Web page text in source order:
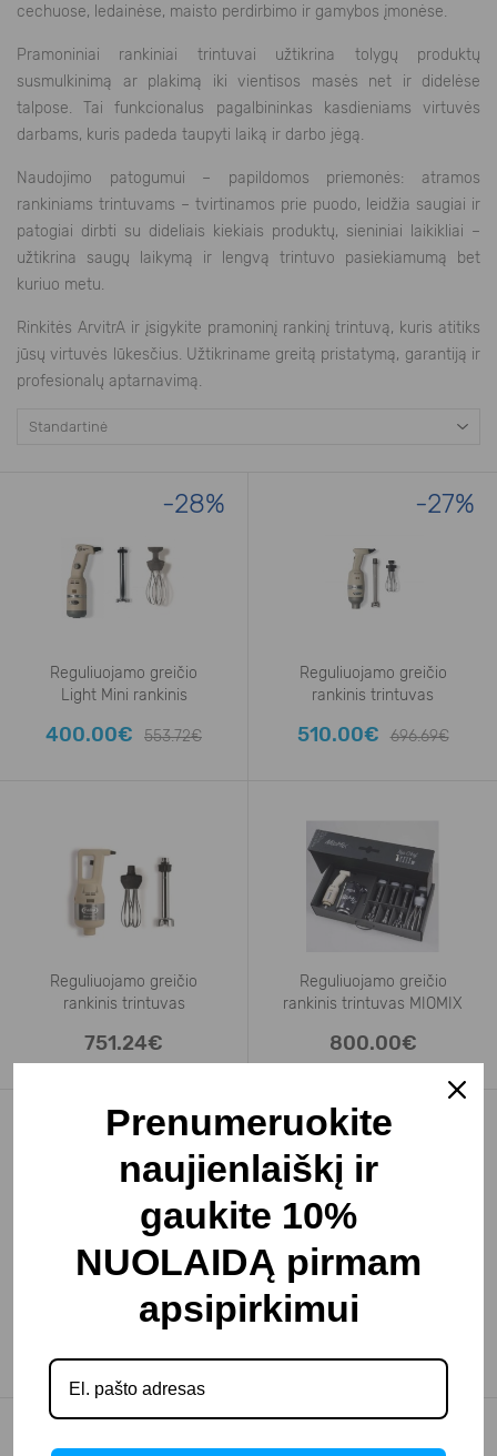
cechuose, ledainėse, maisto perdirbimo ir gamybos įmonėse.
Pramoniniai rankiniai trintuvai užtikrina tolygų produktų
susmulkinimą ar plakimą iki vientisos masės net ir didelėse
talpose. Tai funkcionalus pagalbininkas kasdieniams virtuvės
darbams, kuris padeda taupyti laiką ir darbo jėgą.
Naudojimo patogumui – papildomos priemonės: atramos
rankiniams trintuvams – tvirtinamos prie puodo, leidžia saugiai ir
patogiai dirbti su dideliais kiekiais produktų, sieniniai laikikliai –
užtikrina saugų laikymą ir lengvą trintuvo pasiekiamumą bet
kuriuo metu.
Rinkitės ArvitrA ir įsigykite pramoninį rankinį trintuvą, kuris atitiks
jūsų virtuvės lūkesčius. Užtikriname greitą pristatymą, garantiją ir
profesionalų aptarnavimą.
-28%
Reguliuojamo greičio
Light Mini rankinis
400.00€ 553.72€
-27%
Reguliuojamo greičio
rankinis trintuvas
510.00€ 696.69€
Reguliuojamo greičio
rankinis trintuvas
751.24€
Reguliuojamo greičio
rankinis trintuvas MIOMIX
800.00€
rankinis trintuvas
MIOMIX200
Reguliuojamo greičio
rankinis trintuvas
Prenumeruokite
naujienlaiškį ir
gaukite 10%
NUOLAIDĄ pirmam
apsipirkimui